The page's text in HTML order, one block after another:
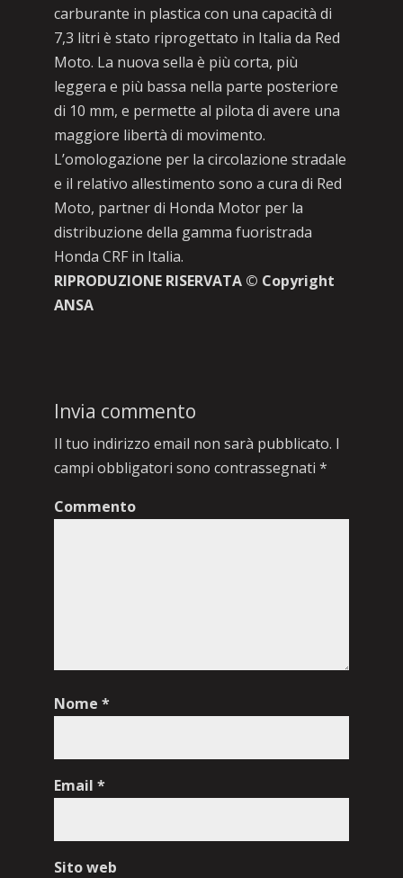
carburante in plastica con una capacità di
7,3 litri è stato riprogettato in Italia da Red
Moto. La nuova sella è più corta, più
leggera e più bassa nella parte posteriore
di 10 mm, e permette al pilota di avere una
maggiore libertà di movimento.
L’omologazione per la circolazione stradale
e il relativo allestimento sono a cura di Red
Moto, partner di Honda Motor per la
distribuzione della gamma fuoristrada
Honda CRF in Italia.
RIPRODUZIONE RISERVATA © Copyright
ANSA
Invia commento
Il tuo indirizzo email non sarà pubblicato. I
campi obbligatori sono contrassegnati *
Commento
Nome *
Email *
Sito web